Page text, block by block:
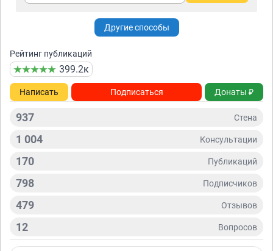
Другие способы
Рейтинг публикаций
399.2к
Написать Подписаться Донаты ₽
937 Стена
1 004 Консультации
170 Публикаций
798 Подписчиков
479 Отзывов
12 Вопросов